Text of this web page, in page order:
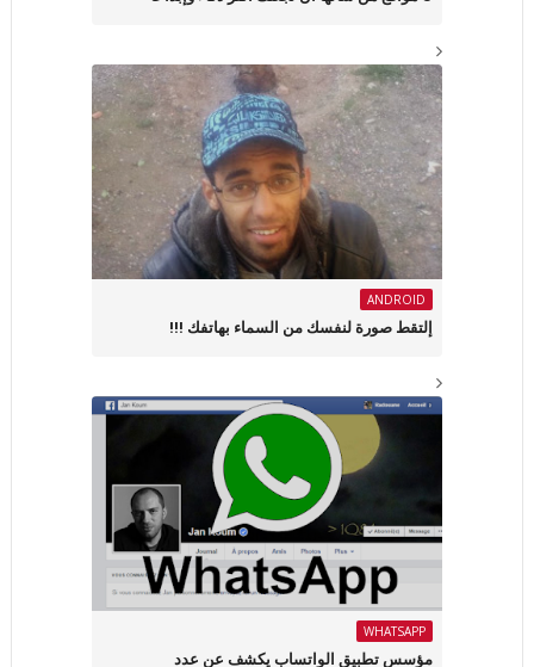
ANDROID
إلتقط صورة لنفسك من السماء بهاتفك !!!
WHATSAPP
مؤسس تطبيق الواتساب يكشف عن عدد